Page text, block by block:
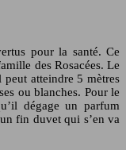
pour la santé. Ce
des Rosacées. Le
atteindre 5 mètres
ou blanches. Pour le
dégage un parfum
fin duvet qui s’en va